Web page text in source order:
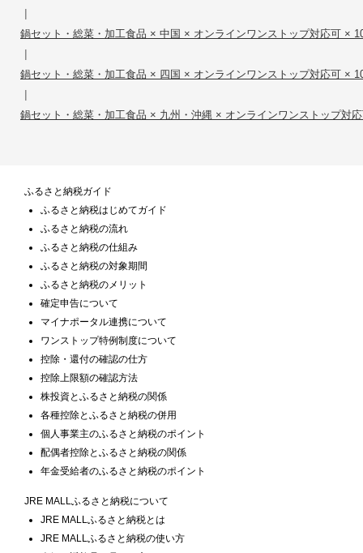
|
鍋セット・総菜・加工食品 × 中国 × オンラインワンストップ対応可 ×
|
鍋セット・総菜・加工食品 × 四国 × オンラインワンストップ対応可 ×
|
鍋セット・総菜・加工食品 × 九州・沖縄 × オンラインワンストップ対
ふるさと納税ガイド
ふるさと納税はじめてガイド
ふるさと納税の流れ
ふるさと納税の仕組み
ふるさと納税の対象期間
ふるさと納税のメリット
確定申告について
マイナポータル連携について
ワンストップ特例制度について
控除・還付の確認の仕方
控除上限額の確認方法
株投資とふるさと納税の関係
各種控除とふるさと納税の併用
個人事業主のふるさと納税のポイント
配偶者控除とふるさと納税の関係
年金受給者のふるさと納税のポイント
JRE MALLふるさと納税について
JRE MALLふるさと納税とは
JRE MALLふるさと納税の使い方